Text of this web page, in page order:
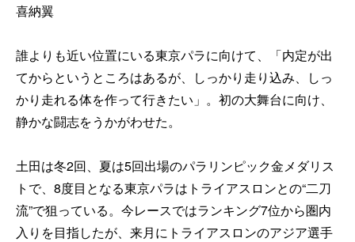
喜納翼
誰よりも近い位置にいる東京パラに向けて、「内定が出
てからというところはあるが、しっかり走り込み、しっ
かり走れる体を作って行きたい」。初の大舞台に向け、
静かな闘志をうかがわせた。
土田は冬2回、夏は5回出場のパラリンピック金メダリス
トで、8度目となる東京パラはトライアスロンとの“二刀
流”で狙っている。今レースではランキング7位から圏内
入りを目指したが、来月にトライアスロンのアジア選手